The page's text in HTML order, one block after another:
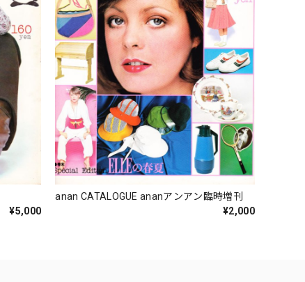
¥5,000
anan CATALOGUE ananアンアン臨時増刊
¥2,000